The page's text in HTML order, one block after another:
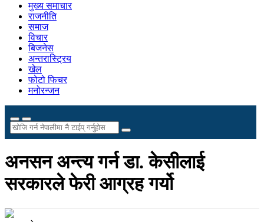
मुख्य समाचार
राजनीति
समाज
विचार
बिजनेस
अन्तरास्ट्रिय
खेल
फोटो फिचर
मनोरन्जन
अनसन अन्त्य गर्न डा. केसीलाई
सरकारले फेरी आग्रह गर्यो